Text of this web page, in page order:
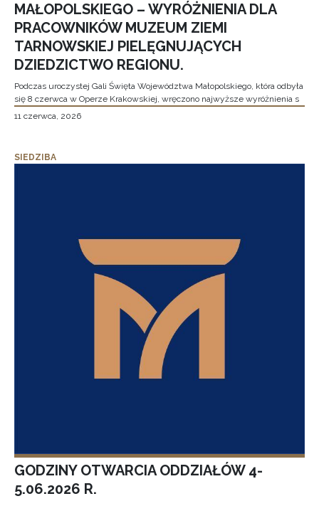
MAŁOPOLSKIEGO – WYRÓŻNIENIA DLA
PRACOWNIKÓW MUZEUM ZIEMI
TARNOWSKIEJ PIELĘGNUJĄCYCH
DZIEDZICTWO REGIONU.
Podczas uroczystej Gali Święta Województwa Małopolskiego, która odbyła
się 8 czerwca w Operze Krakowskiej, wręczono najwyższe wyróżnienia s
11 czerwca, 2026
SIEDZIBA
GODZINY OTWARCIA ODDZIAŁÓW 4-
5.06.2026 R.